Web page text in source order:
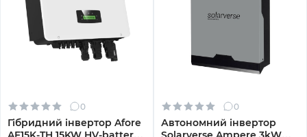
0
Гібридний інвертор Afore
0
Автономний інвертор